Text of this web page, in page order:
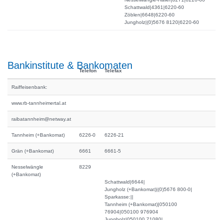
Schattwald|4361|6220-60
Zöblen|6648|6220-60
Jungholz|(0)5676 8120|6220-60
Bankinstitute & Bankomaten
Telefon Telefax
Raiffeisenbank:
www.rb-tannheimertal.at
raibatannheim@netway.at
Tannheim (+Bankomat) 6226-0 6226-21
Grän (+Bankomat) 6661 6661-5
Nesselwängle
(+Bankomat)
8229
Schattwald|6644|
Jungholz (+Bankomat)|(0)5676 800-0|
Sparkasse:||
Tannheim (+Bankomat)|050100
76904|050100 976904